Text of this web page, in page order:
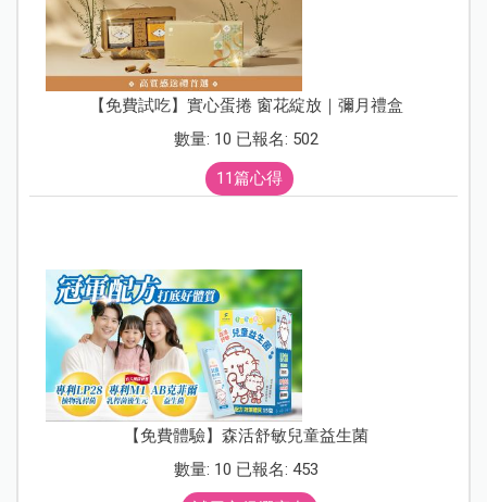
【免費試吃】實心蛋捲 窗花綻放｜彌月禮盒
數量: 10 已報名: 502
11篇心得
【免費體驗】森活舒敏兒童益生菌
數量: 10 已報名: 453